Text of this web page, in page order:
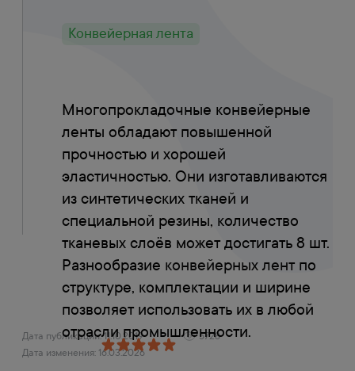
Дата публикации: 11.10.2019
5728
Дата изменения: 16.03.2026
Конвейерная лента
Многопрокладочные конвейерные
ленты обладают повышенной
прочностью и хорошей
эластичностью. Они изготавливаются
из синтетических тканей и
специальной резины, количество
тканевых слоёв может достигать 8 шт.
Разнообразие конвейерных лент по
структуре, комплектации и ширине
позволяет использовать их в любой
отрасли промышленности.